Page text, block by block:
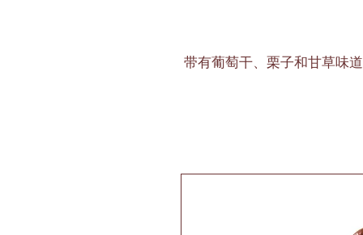
带有葡萄干、栗子和甘草味